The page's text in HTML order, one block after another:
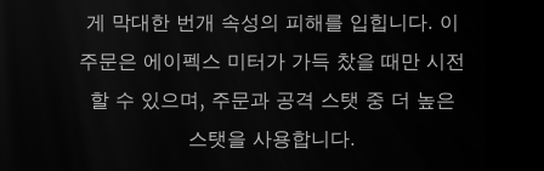
게 막대한 번개 속성의 피해를 입힙니다. 이
주문은 에이펙스 미터가 가득 찼을 때만 시전
할 수 있으며, 주문과 공격 스탯 중 더 높은
스탯을 사용합니다.